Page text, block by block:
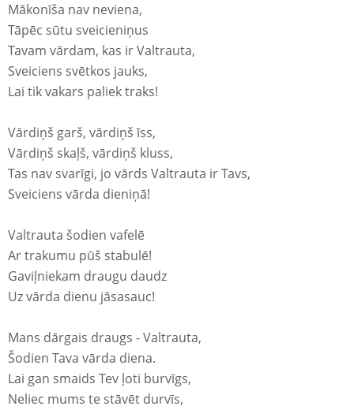
Mākonīša nav neviena,
Tāpēc sūtu sveicieniņus
Tavam vārdam, kas ir Valtrauta,
Sveiciens svētkos jauks,
Lai tik vakars paliek traks!
Vārdiņš garš, vārdiņš īss,
Vārdiņš skaļš, vārdiņš kluss,
Tas nav svarīgi, jo vārds Valtrauta ir Tavs,
Sveiciens vārda dieniņā!
Valtrauta šodien vafelē
Ar trakumu pūš stabulē!
Gaviļniekam draugu daudz
Uz vārda dienu jāsasauc!
Mans dārgais draugs - Valtrauta,
Šodien Tava vārda diena.
Lai gan smaids Tev ļoti burvīgs,
Neliec mums te stāvēt durvīs,